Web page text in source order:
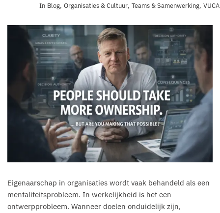
In Blog, Organisaties & Cultuur, Teams & Samenwerking,
Eigenaarschap in organisaties wordt vaak behandeld als een
mentaliteitsprobleem. In werkelijkheid is het een
ontwerpprobleem. Wanneer doelen onduidelijk zijn,